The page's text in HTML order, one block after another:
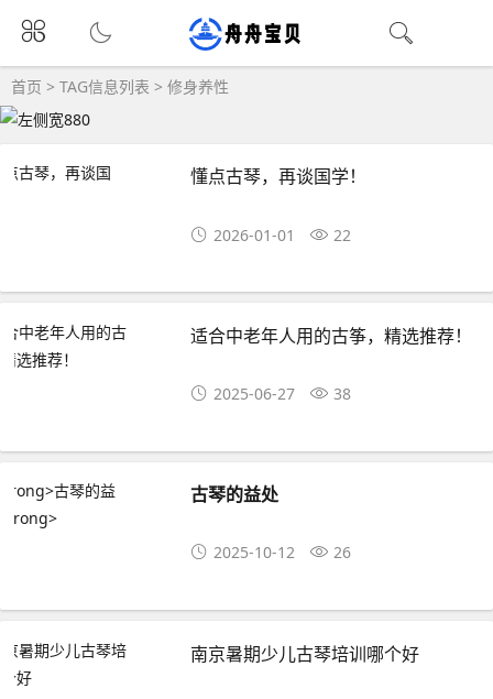
首页 > TAG信息列表 > 修身养性
懂点古琴，再谈国学！
2026-01-01 22
适合中老年人用的古筝，精选推荐！
2025-06-27 38
古琴的益处
2025-10-12 26
南京暑期少儿古琴培训哪个好